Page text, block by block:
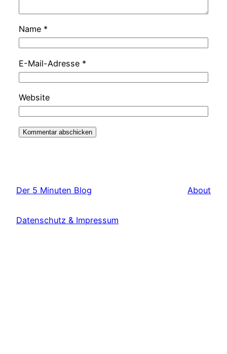
Name *
E-Mail-Adresse *
Website
Der 5 Minuten Blog About
Datenschutz & Impressum